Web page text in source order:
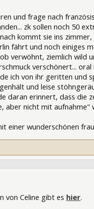
und frage nach
zk sollen noch 50
kommt sie ins
fährt und noch einiges
verwöhnt, ziemlich wild
verschönert...
ich von ihr geritten und
und leise
daran erinnert, dass
aber nicht mit
einer wunderschönen
von Celine gibt es hier.